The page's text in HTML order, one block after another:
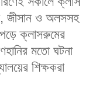
জীসান ও অলসসহ
পড়ে ক্লাসরুমের
মতো ঘটনা
শিক্ষকরা